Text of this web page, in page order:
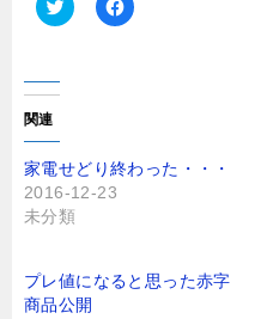
ク
し
て
T
i
t
t
e
r
で
(
新
し
F
共
有
す
リ
ッ
関連
家電せどり終わった・・・
2016-12-23
未分類
プレ値になると思った赤字
商品公開